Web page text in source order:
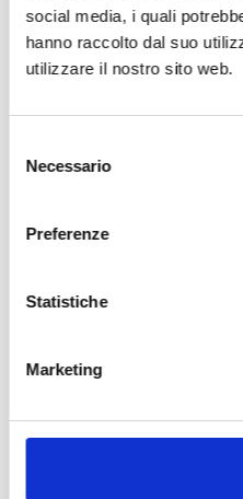
social media, i quali
hanno raccolto dal suo
utilizzare il nostro sito web.
delNecessario
Preferenze
Statistiche
Marketing
Rivestimento Gres
Sfioro
Parete Cristallo